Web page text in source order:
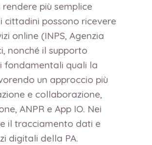
più semplice
cittadini possono ricevere
online (INPS, Agenzia
nonché il supporto
fondamentali quali la
un approccio più
e collaborazione,
ANPR e App IO. Nei
il tracciamento dati e
digitali della PA.